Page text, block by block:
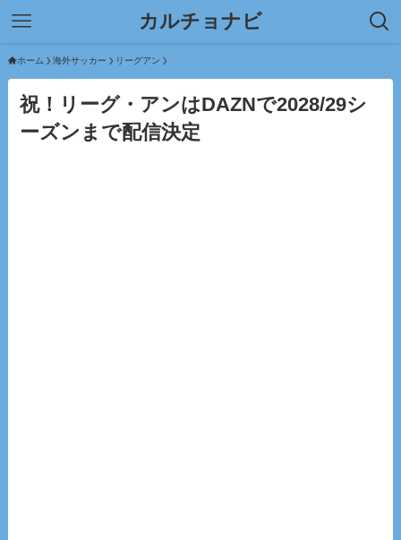
カルチョナビ
ホーム 海外サッカー リーグアン
祝！リーグ・アンはDAZNで2028/29シ
ーズンまで配信決定